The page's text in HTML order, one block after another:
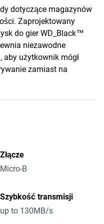
dotyczące magazynów
Zaprojektowany
do gier WD_Black™
niezawodne
użytkownik mógł
zamiast na
Złącze
Micro-B
Szybkość transmisji
up to 130MB/s